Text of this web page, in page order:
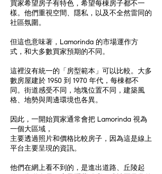
買家希望房子有特色，希望每棟房子都不一
樣。他們重視空間、隱私，以及不全然雷同的
社區氛圍。
但這也意味著，Lamorinda 的市場運作方
式，和大多數買家預期的不同。
這裡沒有統一的「房型範本」可以比較。大多
數房屋建於 1950 到 1970 年代，每棟都不
同。街道感受不同，地塊位置不同，建築風
格、地勢與周邊環境也各異。
因此，一開始買家通常會把 Lamorinda 視為
一個大區域，
主要透過照片和價格比較房子，因為這是線上
平台主要呈現的資訊。
他們在網上看不到的，是進出道路、丘陵起